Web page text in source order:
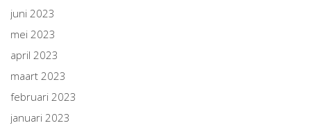
juni 2023
mei 2023
april 2023
maart 2023
februari 2023
januari 2023